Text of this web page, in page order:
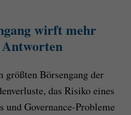
wirft mehr
größten Börsengang der
das Risiko eines
und Governance-Probleme